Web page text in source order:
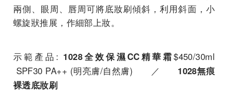
兩側、眼周、唇周可將底妝刷傾斜，利用斜面，小
螺旋狀推展，作細部上妝。
示範產品: 1028全效保濕CC精華霜$450/30ml
SPF30 PA++ (明亮膚/自然膚) ／ 1028無痕
裸透底妝刷